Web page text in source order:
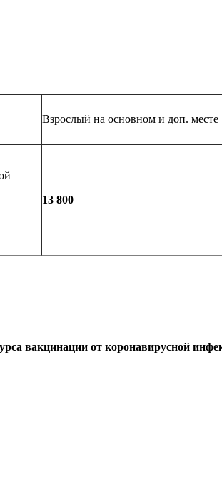
Взрослый на основном и доп. месте
13 800
вакцинации от коронавирусной